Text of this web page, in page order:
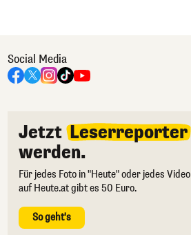
Social Media
Jetzt Leserreporter
werden.
Für jedes Foto in "Heute" oder jedes Video
auf Heute.at gibt es 50 Euro.
So geht's